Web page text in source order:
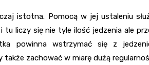
istotna. Pomocą w jej ustaleniu
tu liczy się nie tyle ilość jedzenia ale
powinna wstrzymać się z
także zachować w miarę dużą